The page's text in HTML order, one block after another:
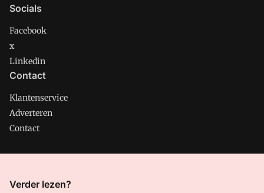
Socials
Facebook
x
Linkedin
Contact
Klantenservice
Adverteren
Contact
CMweb is onderdeel van VMN media. Lees in
Verder lezen?